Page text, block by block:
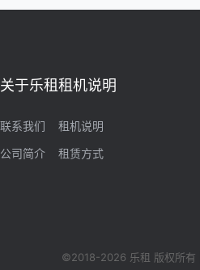
关于乐租
联系我们
公司简介
租机说明
租机说明
租赁方式
©2018-2026 乐租 版权所有 |